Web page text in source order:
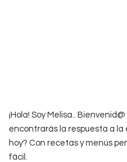
¡Hola! Soy Melisa..
encontrarás la respuesta a
hoy? Con recetas y menús
fácil.